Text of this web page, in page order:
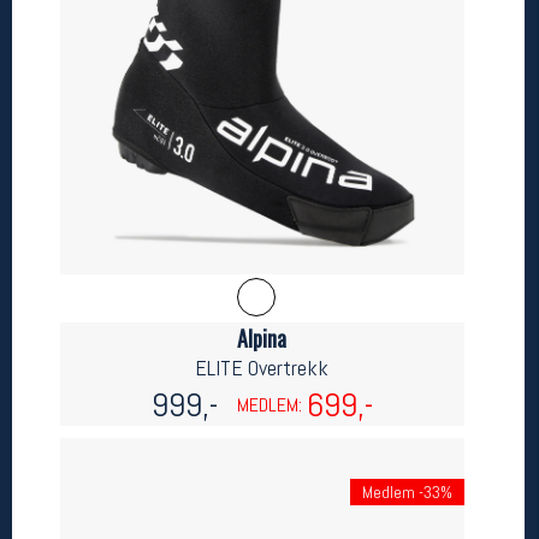
Alpina
ELITE Overtrekk
999,- MEDLEM: 699,-
Medlem -33%
Betingelser
Salgsbetingelser
Personsvernerklæring
Informasjonskapsler
Bærekraft
Org. nr: 976754360
Følg oss på